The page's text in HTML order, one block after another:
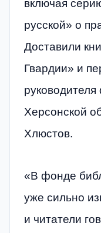
включая
русской» о
Доставили
Гвардии» и
Херсонской
Хлюстов.
«В фонде
уже сильно
и читатели